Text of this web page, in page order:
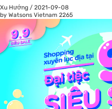
Xu Hướng / 2021-09-08
by Watsons Vietnam 2265